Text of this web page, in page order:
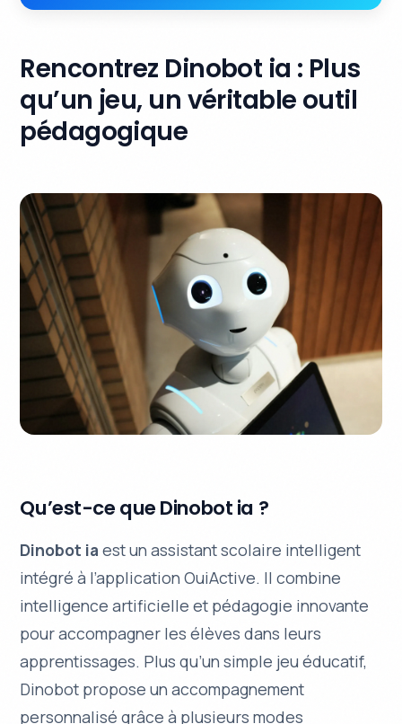
Rencontrez Dinobot ia : Plus
qu’un jeu, un véritable outil
pédagogique
Qu’est-ce que Dinobot ia ?
Dinobot ia est un assistant scolaire intelligent
intégré à l’application OuiActive. Il combine
intelligence artificielle et pédagogie innovante
pour accompagner les élèves dans leurs
apprentissages. Plus qu’un simple jeu éducatif,
Dinobot propose un accompagnement
personnalisé grâce à plusieurs modes